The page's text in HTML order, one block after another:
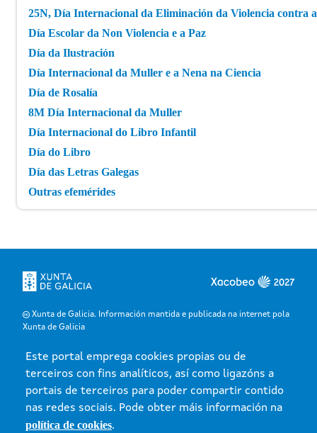
Este portal emprega cookies propias ou de
terceiros con fins analíticos, así como ligazóns a
portais de terceiros para poder compartir contido
nas redes sociais. Pode obter máis información na
política de cookies.
25N, Día Internacional da Eliminación da Violencia contra
Día Escolar da Non Violencia e a Paz
Día da Ilustración
Día Internacional da Muller e a Nena na Ciencia
Día de Rosalía
8M Día Internacional da Muller
Día Internacional do Libro Infantil
Día do Libro
Día das Letras Galegas
Outras efemérides
Xunta de Galicia. Información mantida e publicada na internet pola
Xunta de Galicia
Aviso legal
Mapa do portal